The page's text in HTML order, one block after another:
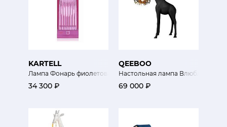
KARTELL
Лампа Фонарь фиолетовая
34 300 ₽
QEEBOO
Настольная лампа Влюбленный
69 000 ₽